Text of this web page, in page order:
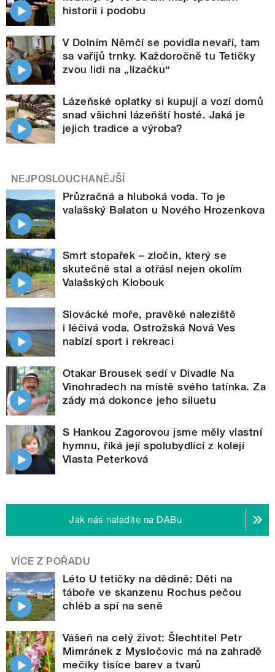
historii i podobu
V Dolním Němčí se povidla nevaří, tam
sa vařijů trnky. Každoročně tu Tetičky
zvou lidi na „lízačku“
Lázeňské oplatky si kupují a vozí domů
snad všichni lázeňští hosté. Jaká je
jejich tradice a výroba?
NEJPOSLOUCHANĚJŠÍ
Průzračná a hluboká voda. To je
valašský Balaton u Nového Hrozenkova
Smrt stopařek – zločin, který se
skutečně stal a otřásl nejen okolím
Valašských Klobouk
Slovácké moře, pravěké naleziště
i léčivá voda. Ostrožská Nová Ves
nabízí sport i rekreaci
Otakar Brousek sedí v Divadle Na
Vinohradech na místě svého tatínka. Za
zády má dokonce jeho siluetu
S Hankou Zagorovou jsme měly vlastní
hymnu, říká její spolubydlící z kolejí
Vlasta Peterková
Jak nás naladíte na DABu
VÍCE Z POŘADU
Léto U tetičky na dědině: Děti na
táboře ve skanzenu Rochus pečou
chléb a spí na seně
Vášeň na celý život: Šlechtitel Petr
Mimránek z Mysločovic má na zahradě
mečíky tisíce barev a tvarů